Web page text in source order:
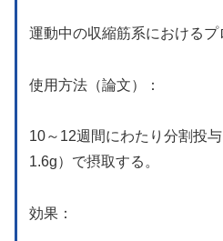
運動中の収縮筋系におけるプ
使用方法（論文）：
10～12週間にわたり分割投
1.6g）で摂取する。
効果：